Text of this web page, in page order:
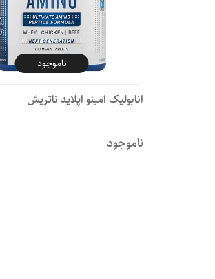
ناموجود
انابولیک امینو اپلاید ناتریش
ناموجود